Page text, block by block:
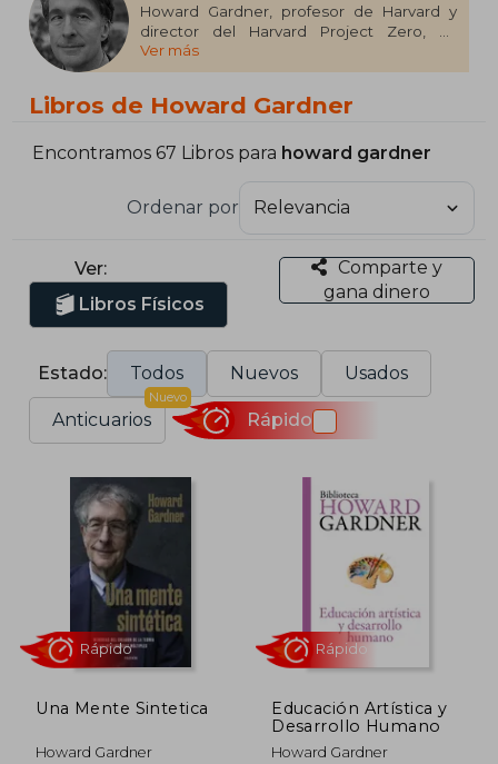
Howard Gardner, profesor de Harvard y
director del Harvard Project Zero, es
conocido por su teoría de las inteligencias
múltiples (musical, cinético-corporal,
interpersonal 1 e intrapersonal), expuesta
Mind). También destacan sus libros
reformulada". Doctor Honoris Causa y
Premio Príncipe de Asturias de Ciencias
Sociales (2011), es un autor prolífico en
Ver más
Libros de Howard Gardner
Encontramos 67 Libros para howard gardner
Ordenar por
Ver:
Libros Físicos
Comparte y
gana dinero
Estado: Todos Nuevos Usados
Anticuarios
Nuevo
Rápido
Una Mente Sintetica
Howard Gardner
Educación Artística y
Desarrollo Humano
Howard Gardner